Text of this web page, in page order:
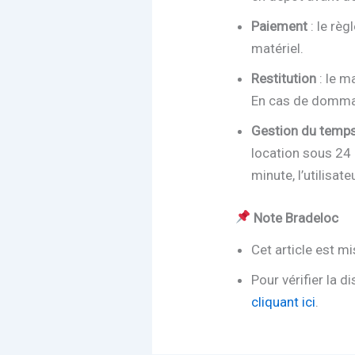
Paiement : le
matériel.
Restitution : le
En cas de
Gestion du
location sous 24
minute,
Note Bradeloc
Cet article est
Pour vérifier la
cliquant ici